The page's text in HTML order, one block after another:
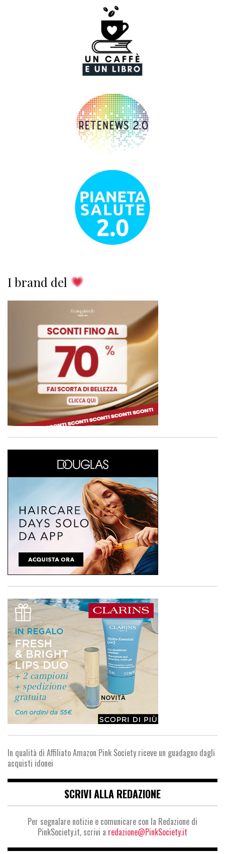
I brand del
In qualità di Affiliato Amazon Pink Society riceve un guadagno dagli
acquisti idonei
SCRIVI ALLA REDAZIONE
Per segnalare notizie e comunicare con la Redazione di
PinkSociety.it, scrivi a redazione@PinkSociety.it